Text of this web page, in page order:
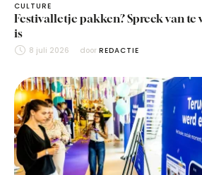
CULTURE
Festivalletje pakken? Spreek van te
is
8 juli 2026 door REDACTIE